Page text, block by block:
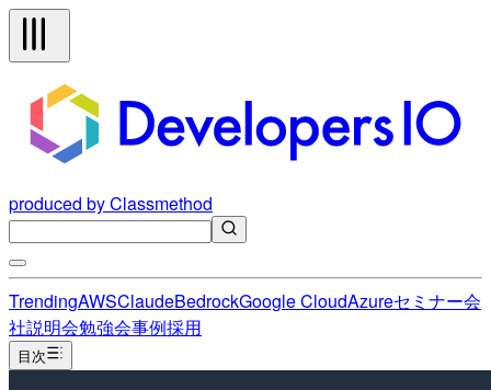
produced by Classmethod
TrendingAWSClaudeBedrockGoogle CloudAzureセミナー会
社説明会勉強会事例採用
目次